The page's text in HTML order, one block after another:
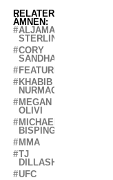
RELATERADE
ÄMNEN:
ALJAMAIN
STERLING
CORY
SANDHAGEN
FEATURED
KHABIB
NURMAGOMEDOV
MEGAN
OLIVI
MICHAEL
BISPING
MMA
TJ
DILLASHAW
UFC